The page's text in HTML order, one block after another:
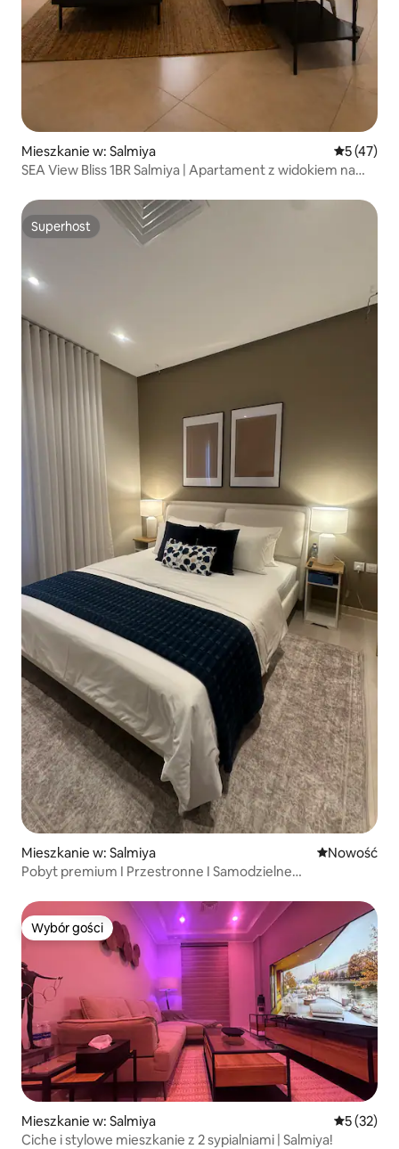
Mieszkanie w: Salmiya Średnia
5 (47)
SEA View Bliss 1BR Salmiya | Apartament z widokiem na
Superhost
Superhost
Mieszkanie w: Salmiya Nowe
Nowość
Pobyt premium I Przestronne I Samodzielne
Wybór gości
Wybór gości
Mieszkanie w: Salmiya Średnia
5 (32)
Ciche i stylowe mieszkanie z 2 sypialniami | Salmiya!